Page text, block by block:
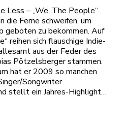
Less – „We, The People“
die Ferne schweifen, um
geboten zu bekommen. Auf
reihen sich flauschige Indie-
aus der Feder des
Pötzelsberger stammen.
hat er 2009 so manchen
Songwriter
stellt ein Jahres-Highlight…